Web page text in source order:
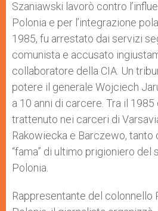
Szaniawski lavorò contro
Polonia e per l’integrazione
1985, fu arrestato dai servizi
comunista e accusato
collaboratore della CIA. Un
potere il generale Wojciech
a 10 anni di carcere. Tra il
trattenuto nei carceri di
Rakowiecka e Barczewo, tanto
“fama” di ultimo prigioniero del
Polonia.
Rappresentante del colonnello